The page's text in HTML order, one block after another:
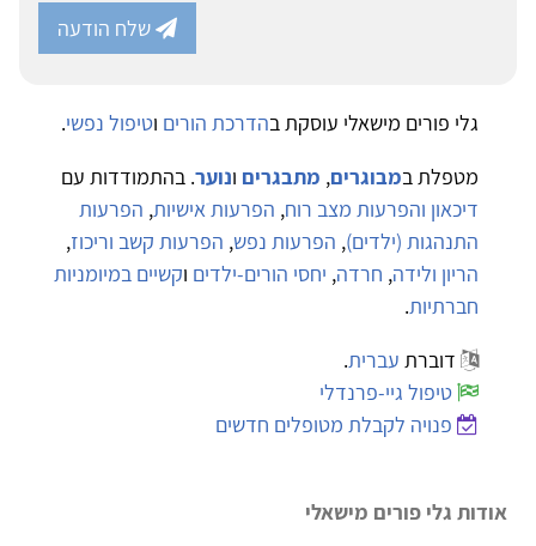
שלח הודעה
גלי פורים מישאלי עוסקת בהדרכת הורים וטיפול נפשי.
מטפלת במבוגרים, מתבגרים ונוער. בהתמודדות עם
דיכאון והפרעות מצב רוח, הפרעות אישיות, הפרעות
התנהגות (ילדים), הפרעות נפש, הפרעות קשב וריכוז,
הריון ולידה, חרדה, יחסי הורים-ילדים וקשיים במיומניות
חברתיות.
דוברת עברית.
טיפול גיי-פרנדלי
פנויה לקבלת מטופלים חדשים
אודות גלי פורים מישאלי